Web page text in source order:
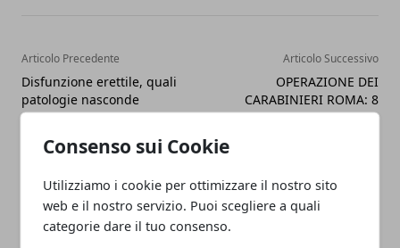
Consenso sui Cookie
Utilizziamo i cookie per ottimizzare il nostro sito
web e il nostro servizio. Puoi scegliere a quali
categorie dare il tuo consenso.
Articolo Precedente
Disfunzione erettile, quali
patologie nasconde
davvero
Articolo Successivo
OPERAZIONE DEI
CARABINIERI ROMA: 8
ARRESTI E 1 MISURA